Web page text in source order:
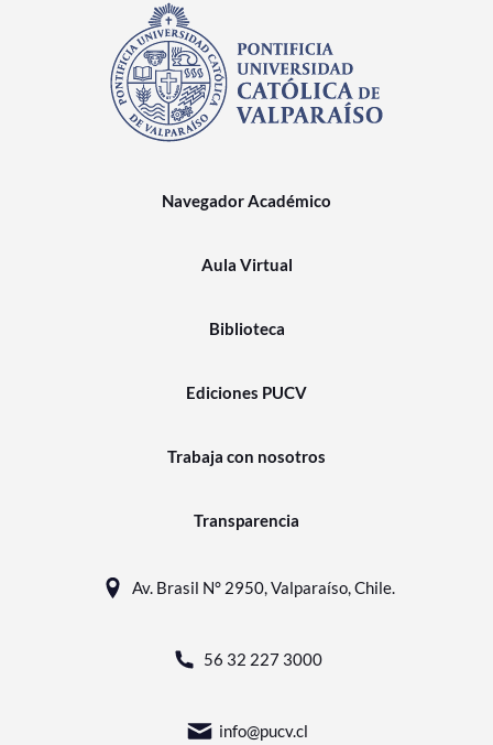
Navegador Académico
Aula Virtual
Biblioteca
Ediciones PUCV
Trabaja con nosotros
Transparencia
Av. Brasil N° 2950, Valparaíso, Chile.
56 32 227 3000
info@pucv.cl